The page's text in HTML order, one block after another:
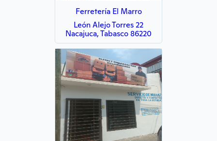
Ferretería El Marro
León Alejo Torres 22
Nacajuca, Tabasco 86220